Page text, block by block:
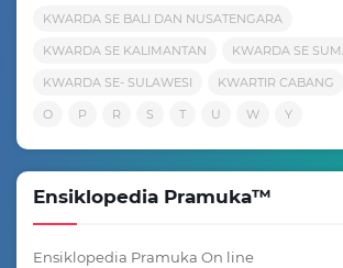
KWARDA SE BALI DAN NUSATENGARA
KWARDA SE KALIMANTAN KWARDA SE
KWARDA SE- SULAWESI KWARTIR CABANG
O P R S T U W Y
Ensiklopedia Pramuka™
Ensiklopedia Pramuka On line